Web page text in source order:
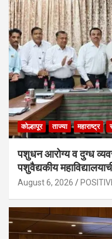
कोल्हापूर ताज्या महाराष्ट्र
पशुधन आरोग्य व दुग्ध
पशुवैद्यकीय
August 6, 2026